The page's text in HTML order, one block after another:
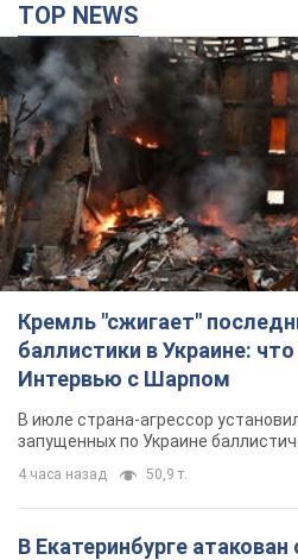
TOP NEWS
Кремль "сжигает"
баллистики в Украине:
Интервью с Шарпом
В июле страна-агрессор
запущенных по Украине
4 часа назад 50,9 т.
В Екатеринбурге